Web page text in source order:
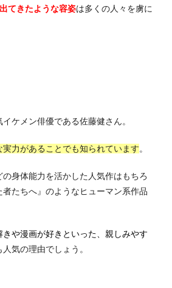
てきたような容姿は多くの人々を虜に
ケメン俳優である佐藤健さん。
力があることでも知られています。
の身体能力を活かした人気作はもちろ
者たちへ』のようなヒューマン系作品
や漫画が好きといった、親しみやす
人気の理由でしょう。